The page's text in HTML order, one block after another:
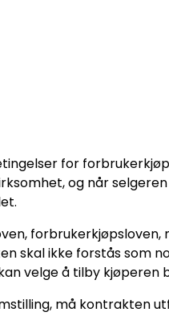
for
og når
skal ikke forstås som
velge å tilby kjøperen
må kontrakten